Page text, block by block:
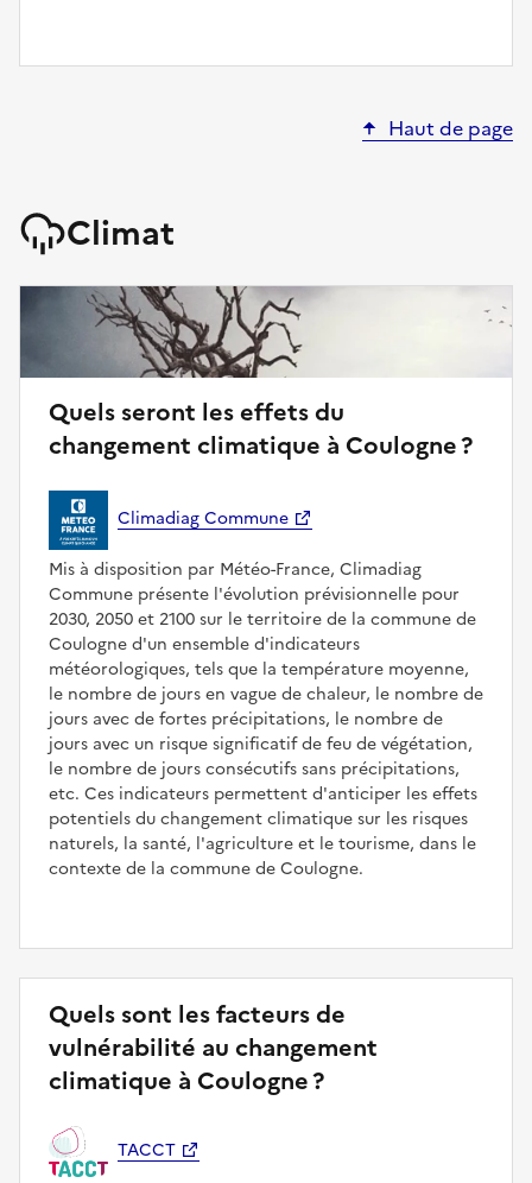
Haut de page
Climat
Quels seront les effets du
changement climatique à Coulogne ?
Climadiag Commune
Mis à disposition par Météo-France, Climadiag
Commune présente l'évolution prévisionnelle pour
2030, 2050 et 2100 sur le territoire de la commune de
Coulogne d'un ensemble d'indicateurs
météorologiques, tels que la température moyenne,
le nombre de jours en vague de chaleur, le nombre de
jours avec de fortes précipitations, le nombre de
jours avec un risque significatif de feu de végétation,
le nombre de jours consécutifs sans précipitations,
etc. Ces indicateurs permettent d'anticiper les effets
potentiels du changement climatique sur les risques
naturels, la santé, l'agriculture et le tourisme, dans le
contexte de la commune de Coulogne.
Quels sont les facteurs de
vulnérabilité au changement
climatique à Coulogne ?
TACCT